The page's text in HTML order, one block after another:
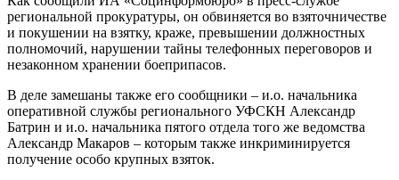
региональной прокуратуры, он обвиняется во взяточничестве
и покушении на взятку, краже, превышении должностных
полномочий, нарушении тайны телефонных переговоров и
незаконном хранении боеприпасов.
В деле замешаны также его сообщники – и.о. начальника
оперативной службы регионального УФСКН Александр
Батрин и и.о. начальника пятого отдела того же ведомства
Александр Макаров – которым также инкриминируется
получение особо крупных взяток.